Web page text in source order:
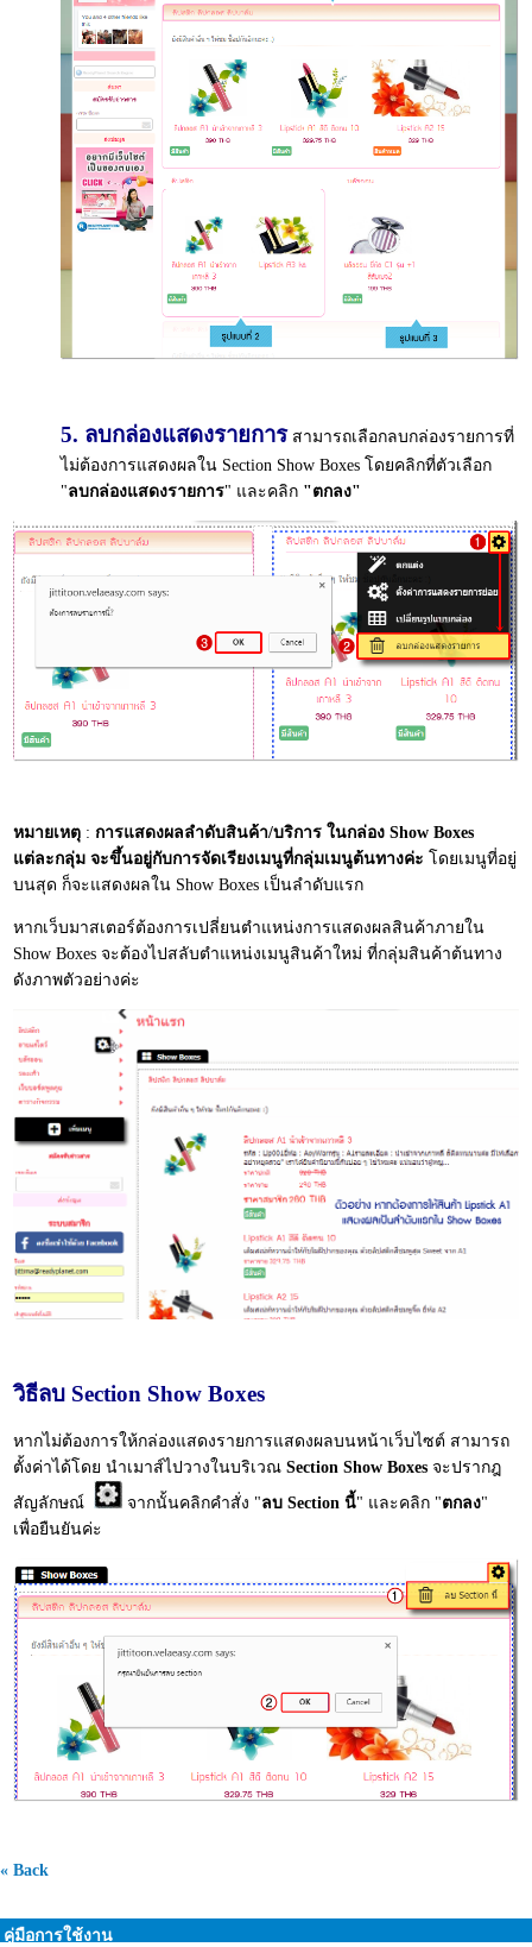
5. ลบกล่องแสดงรายการ สามารถเลือกลบกล่องรายการที่
ไม่ต้องการแสดงผลใน Section Show Boxes โดยคลิกที่ตัวเลือก
"ลบกล่องแสดงรายการ" และคลิก "ตกลง"
หมายเหตุ :การแสดงผลลำดับสินค้า/บริการ ในกล่อง Show Boxes
แต่ละกลุ่ม จะขึ้นอยู่กับการจัดเรียงเมนูที่กลุ่มเมนูต้นทางค่ะ โดยเมนูที่อยู่
บนสุด ก็จะแสดงผลใน Show Boxes เป็นลำดับแรก
หากเว็บมาสเตอร์ต้องการเปลี่ยนตำแหน่งการแสดงผลสินค้าภายใน
Show Boxes จะต้องไปสลับตำแหน่งเมนูสินค้าใหม่ ที่กลุ่มสินค้าต้นทาง
ดังภาพตัวอย่างค่ะ
วิธีลบ Section Show Boxes
หากไม่ต้องการให้กล่องแสดงรายการแสดงผลบนหน้าเว็บไซต์ สามารถ
ตั้งค่าได้โดย นำเมาส์ไปวางในบริเวณSection Show Boxes จะปรากฎ
สัญลักษณ์
จากนั้นคลิกคำสั่ง "ลบ Section นี้" และคลิก "ตกลง"
เพื่อยืนยันค่ะ
« Back
คู่มือการใช้งาน